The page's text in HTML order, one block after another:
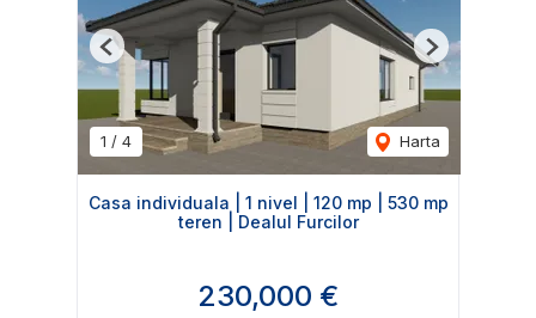
1 / 4 Harta
Previous Next
Casa individuala | 1 nivel | 120 mp | 530 mp
teren | Dealul Furcilor
230,000 €